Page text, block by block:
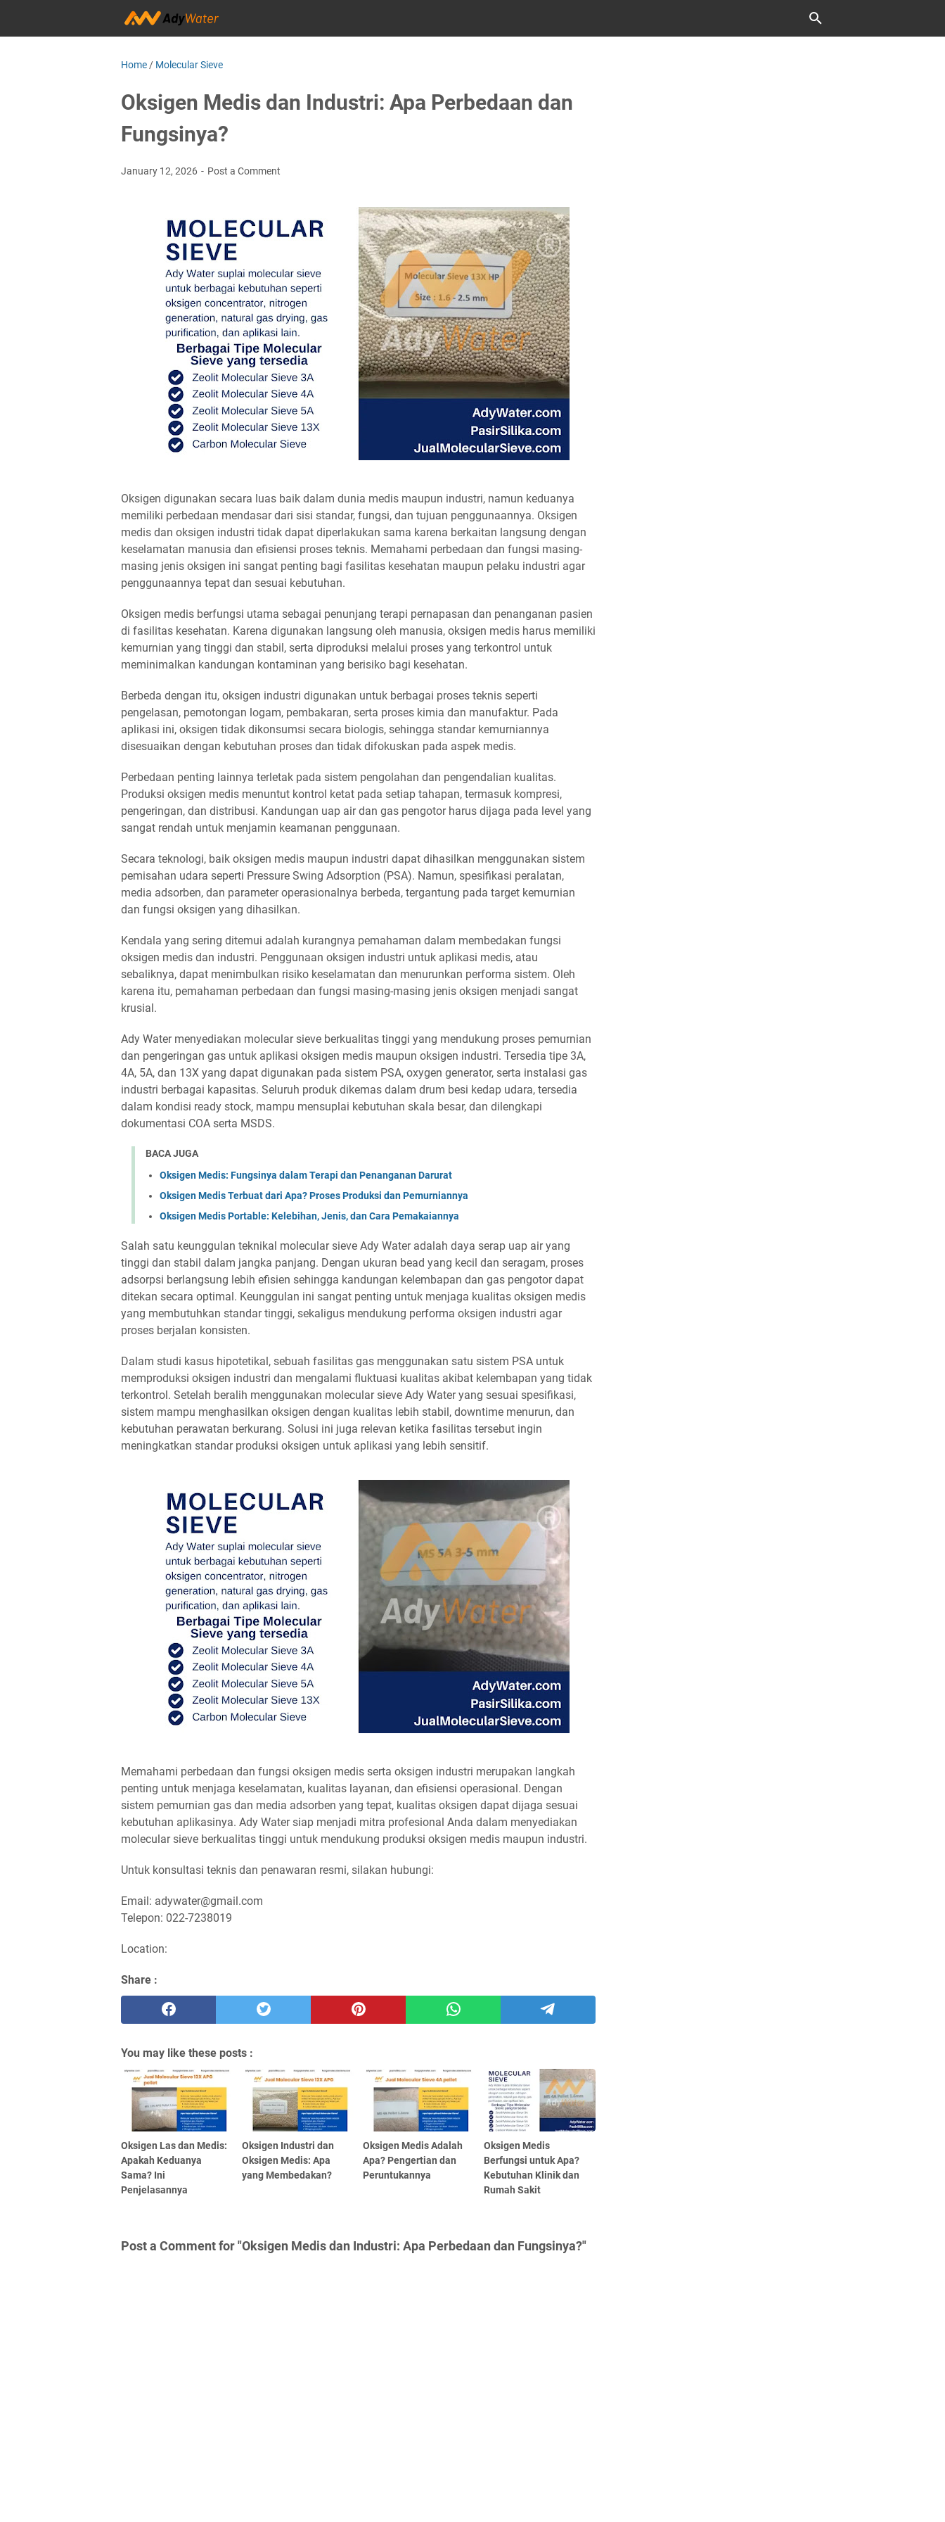
Home / Molecular Sieve
Oksigen Medis dan Industri: Apa Perbedaan dan
Fungsinya?
January 12, 2026 Post a Comment
Oksigen digunakan secara luas baik dalam dunia medis maupun industri, namun keduanya
memiliki perbedaan mendasar dari sisi standar, fungsi, dan tujuan penggunaannya. Oksigen
medis dan oksigen industri tidak dapat diperlakukan sama karena berkaitan langsung dengan
keselamatan manusia dan efisiensi proses teknis. Memahami perbedaan dan fungsi masing-
masing jenis oksigen ini sangat penting bagi fasilitas kesehatan maupun pelaku industri agar
penggunaannya tepat dan sesuai kebutuhan.
Oksigen medis berfungsi utama sebagai penunjang terapi pernapasan dan penanganan pasien
di fasilitas kesehatan. Karena digunakan langsung oleh manusia, oksigen medis harus memiliki
kemurnian yang tinggi dan stabil, serta diproduksi melalui proses yang terkontrol untuk
meminimalkan kandungan kontaminan yang berisiko bagi kesehatan.
Berbeda dengan itu, oksigen industri digunakan untuk berbagai proses teknis seperti
pengelasan, pemotongan logam, pembakaran, serta proses kimia dan manufaktur. Pada
aplikasi ini, oksigen tidak dikonsumsi secara biologis, sehingga standar kemurniannya
disesuaikan dengan kebutuhan proses dan tidak difokuskan pada aspek medis.
Perbedaan penting lainnya terletak pada sistem pengolahan dan pengendalian kualitas.
Produksi oksigen medis menuntut kontrol ketat pada setiap tahapan, termasuk kompresi,
pengeringan, dan distribusi. Kandungan uap air dan gas pengotor harus dijaga pada level yang
sangat rendah untuk menjamin keamanan penggunaan.
Secara teknologi, baik oksigen medis maupun industri dapat dihasilkan menggunakan sistem
pemisahan udara seperti Pressure Swing Adsorption (PSA). Namun, spesifikasi peralatan,
media adsorben, dan parameter operasionalnya berbeda, tergantung pada target kemurnian
dan fungsi oksigen yang dihasilkan.
Kendala yang sering ditemui adalah kurangnya pemahaman dalam membedakan fungsi
oksigen medis dan industri. Penggunaan oksigen industri untuk aplikasi medis, atau
sebaliknya, dapat menimbulkan risiko keselamatan dan menurunkan performa sistem. Oleh
karena itu, pemahaman perbedaan dan fungsi masing-masing jenis oksigen menjadi sangat
krusial.
Ady Water menyediakan molecular sieve berkualitas tinggi yang mendukung proses pemurnian
dan pengeringan gas untuk aplikasi oksigen medis maupun oksigen industri. Tersedia tipe 3A,
4A, 5A, dan 13X yang dapat digunakan pada sistem PSA, oxygen generator, serta instalasi gas
industri berbagai kapasitas. Seluruh produk dikemas dalam drum besi kedap udara, tersedia
dalam kondisi ready stock, mampu mensuplai kebutuhan skala besar, dan dilengkapi
dokumentasi COA serta MSDS.
BACA JUGA
Oksigen Medis: Fungsinya dalam Terapi dan Penanganan Darurat
Oksigen Medis Terbuat dari Apa? Proses Produksi dan Pemurniannya
Oksigen Medis Portable: Kelebihan, Jenis, dan Cara Pemakaiannya
Salah satu keunggulan teknikal molecular sieve Ady Water adalah daya serap uap air yang
tinggi dan stabil dalam jangka panjang. Dengan ukuran bead yang kecil dan seragam, proses
adsorpsi berlangsung lebih efisien sehingga kandungan kelembapan dan gas pengotor dapat
ditekan secara optimal. Keunggulan ini sangat penting untuk menjaga kualitas oksigen medis
yang membutuhkan standar tinggi, sekaligus mendukung performa oksigen industri agar
proses berjalan konsisten.
Dalam studi kasus hipotetikal, sebuah fasilitas gas menggunakan satu sistem PSA untuk
memproduksi oksigen industri dan mengalami fluktuasi kualitas akibat kelembapan yang tidak
terkontrol. Setelah beralih menggunakan molecular sieve Ady Water yang sesuai spesifikasi,
sistem mampu menghasilkan oksigen dengan kualitas lebih stabil, downtime menurun, dan
kebutuhan perawatan berkurang. Solusi ini juga relevan ketika fasilitas tersebut ingin
meningkatkan standar produksi oksigen untuk aplikasi yang lebih sensitif.
Memahami perbedaan dan fungsi oksigen medis serta oksigen industri merupakan langkah
penting untuk menjaga keselamatan, kualitas layanan, dan efisiensi operasional. Dengan
sistem pemurnian gas dan media adsorben yang tepat, kualitas oksigen dapat dijaga sesuai
kebutuhan aplikasinya. Ady Water siap menjadi mitra profesional Anda dalam menyediakan
molecular sieve berkualitas tinggi untuk mendukung produksi oksigen medis maupun industri.
Untuk konsultasi teknis dan penawaran resmi, silakan hubungi:
Email: adywater@gmail.com
Telepon: 022-7238019
Location:
Share :
You may like these posts :
Oksigen Las dan Medis:
Apakah Keduanya
Sama? Ini
Penjelasannya
Oksigen Industri dan
Oksigen Medis: Apa
yang Membedakan?
Oksigen Medis Adalah
Apa? Pengertian dan
Peruntukannya
Oksigen Medis
Berfungsi untuk Apa?
Kebutuhan Klinik dan
Rumah Sakit
Post a Comment for "Oksigen Medis dan Industri: Apa Perbedaan dan Fungsinya?"